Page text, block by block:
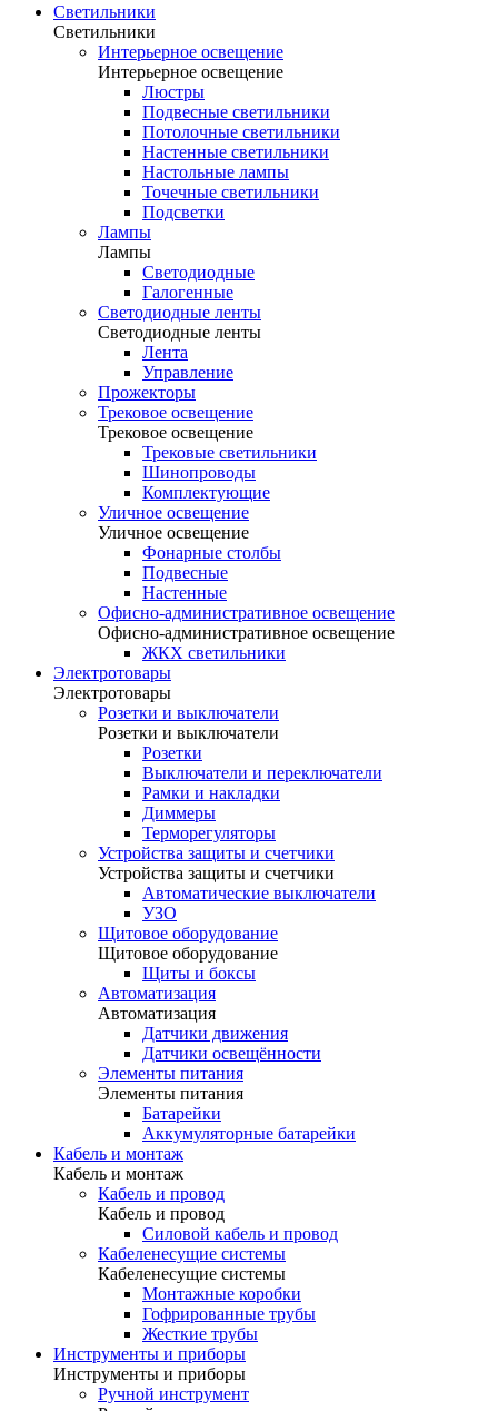
Светильники
Светильники
Интерьерное освещение
Интерьерное освещение
Люстры
Подвесные светильники
Потолочные светильники
Настенные светильники
Настольные лампы
Точечные светильники
Подсветки
Лампы
Лампы
Светодиодные
Галогенные
Светодиодные ленты
Светодиодные ленты
Лента
Управление
Прожекторы
Трековое освещение
Трековое освещение
Трековые светильники
Шинопроводы
Комплектующие
Уличное освещение
Уличное освещение
Фонарные столбы
Подвесные
Настенные
Офисно-административное освещение
Офисно-административное освещение
ЖКХ светильники
Электротовары
Электротовары
Розетки и выключатели
Розетки и выключатели
Розетки
Выключатели и переключатели
Рамки и накладки
Диммеры
Терморегуляторы
Устройства защиты и счетчики
Устройства защиты и счетчики
Автоматические выключатели
УЗО
Щитовое оборудование
Щитовое оборудование
Щиты и боксы
Автоматизация
Автоматизация
Датчики движения
Датчики освещённости
Элементы питания
Элементы питания
Батарейки
Аккумуляторные батарейки
Кабель и монтаж
Кабель и монтаж
Кабель и провод
Кабель и провод
Силовой кабель и провод
Кабеленесущие системы
Кабеленесущие системы
Монтажные коробки
Гофрированные трубы
Жесткие трубы
Инструменты и приборы
Инструменты и приборы
Ручной инструмент